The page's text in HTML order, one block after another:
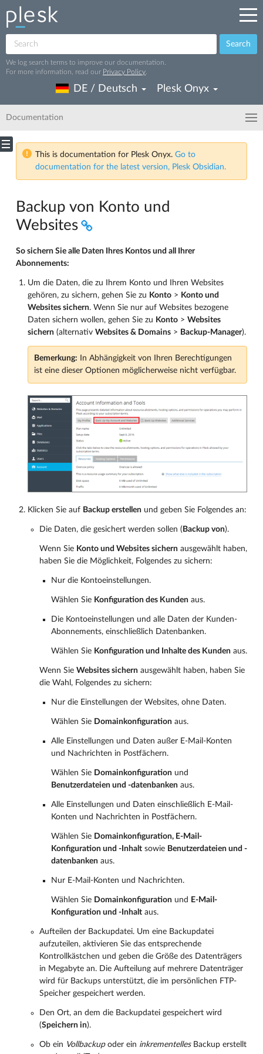
Search
We log search terms to improve our documentation.
For more information, read our Privacy Policy
DE / Deutsch Plesk Onyx
Documentation
This is documentation for Plesk Onyx. Go to
documentation for the latest version, Plesk Obsidian.
Backup von Konto und
Websites
So sichern Sie alle Daten Ihres Kontos und all Ihrer
Abonnements:
Um die Daten, die zu Ihrem Konto und Ihren Websites
gehören, zu sichern, gehen Sie zu Konto > Konto und
Websites sichern. Wenn Sie nur auf Websites bezogene
Daten sichern wollen, gehen Sie zu Konto > Websites
sichern (alternativ Websites & Domains > Backup-Manager).
Bemerkung: In Abhängigkeit von Ihren Berechtigungen
ist eine dieser Optionen möglicherweise nicht verfügbar.
Klicken Sie auf Backup erstellen und geben Sie Folgendes an:
Die Daten, die gesichert werden sollen ( Backup von).
Wenn Sie Konto und Websites sichern ausgewählt haben,
haben Sie die Möglichkeit, Folgendes zu sichern:
Nur die Kontoeinstellungen.
Wählen Sie Konfiguration des Kunden aus.
Die Kontoeinstellungen und alle Daten der Kunden-
Abonnements, einschließlich Datenbanken.
Wählen Sie Konfiguration und Inhalte des Kunden aus.
Wenn Sie Websites sichern ausgewählt haben, haben Sie
die Wahl, Folgendes zu sichern:
Nur die Einstellungen der Websites, ohne Daten.
Wählen Sie Domainkonfiguration aus.
Alle Einstellungen und Daten außer E-Mail-Konten
und Nachrichten in Postfächern.
Wählen Sie Domainkonfiguration und
Benutzerdateien und -datenbanken aus.
Alle Einstellungen und Daten einschließlich E-Mail-
Konten und Nachrichten in Postfächern.
Wählen Sie Domainkonfiguration, E-Mail-
Konfiguration und -Inhalt sowie Benutzerdateien und -
datenbanken aus.
Nur E-Mail-Konten und Nachrichten.
Wählen Sie Domainkonfiguration und
E-Mail-
Konfiguration und -Inhalt aus.
Aufteilen der Backupdatei. Um eine Backupdatei
aufzuteilen, aktivieren Sie das entsprechende
Kontrollkästchen und geben die Größe des Datenträgers
in Megabyte an. Die Aufteilung auf mehrere Datenträger
wird für Backups unterstützt, die im persönlichen FTP-
Speicher gespeichert werden.
Den Ort, an dem die Backupdatei gespeichert wird
(Speichern in).
Ob ein Vollbackupoder ein inkrementellesBackup erstellt